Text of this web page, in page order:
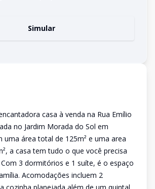
Simular
casa à venda na Rua Emílio
no Jardim Morada do Sol em
uma área total de 125m² e uma area
a casa tem tudo o que você precisa
3 dormitórios e 1 suíte, é o espaço
Acomodações incluem 2